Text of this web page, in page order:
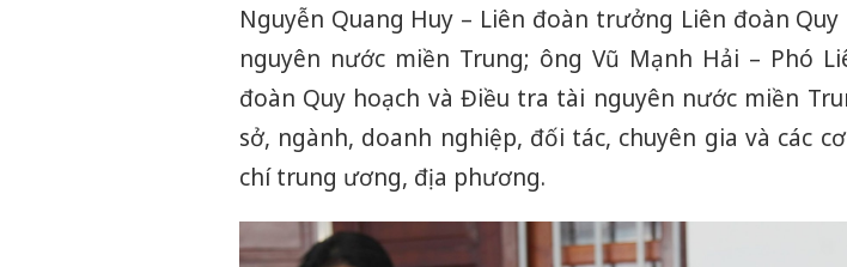
Nguyễn Quang Huy – Liên đoàn trưởng Liên đoàn
nguyên nước miền Trung; ông Vũ Mạnh Hải – Phó
đoàn Quy hoạch và Điều tra tài nguyên nước miền
sở, ngành, doanh nghiệp, đối tác, chuyên gia và các
chí trung ương, địa phương.